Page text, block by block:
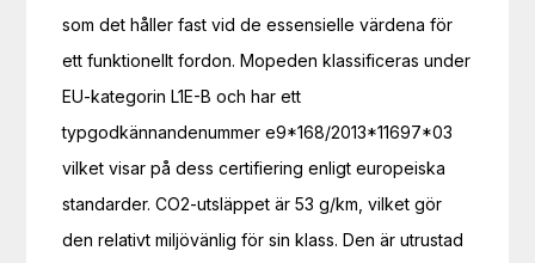
som det håller fast vid de essensielle värdena för
ett funktionellt fordon. Mopeden klassificeras under
EU-kategorin L1E-B och har ett
typgodkännandenummer e9*168/2013*11697*03
vilket visar på dess certifiering enligt europeiska
standarder. CO2-utsläppet är 53 g/km, vilket gör
den relativt miljövänlig för sin klass. Den är utrustad